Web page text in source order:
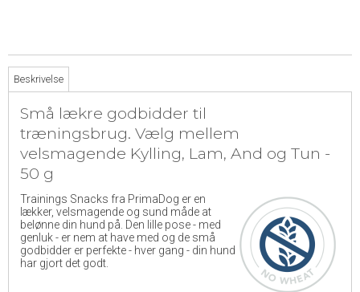
Beskrivelse
Små lækre godbidder til
træningsbrug. Vælg mellem
velsmagende Kylling, Lam, And og Tun -
50 g
Trainings Snacks fra PrimaDog er en
lækker, velsmagende og sund måde at
belønne din hund på. Den lille pose - med
genluk - er nem at have med og de små
godbidder er perfekte - hver gang - din hund
har gjort det godt.